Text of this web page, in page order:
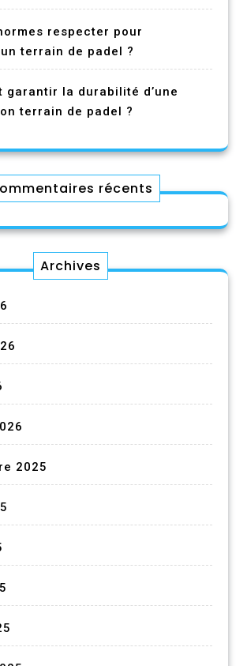
respecter pour
terrain de padel ?
garantir la durabilité d’une
terrain de padel ?
récents
Archives
2025